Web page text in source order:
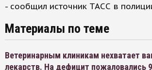
- сообщил источник ТАСС в
Материалы по теме
Ветеринарным клиникам нехватает
лекарств. На дефицит пожаловались